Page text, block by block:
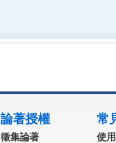
論著授權
徵集論著
常
使